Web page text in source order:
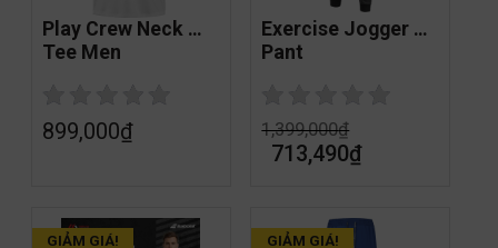
Play Crew Neck
Tee Men
899,000₫
Exercise Jogger
Pant
1,399,000₫
713,490₫
GIẢM GIÁ! GIẢM GIÁ!